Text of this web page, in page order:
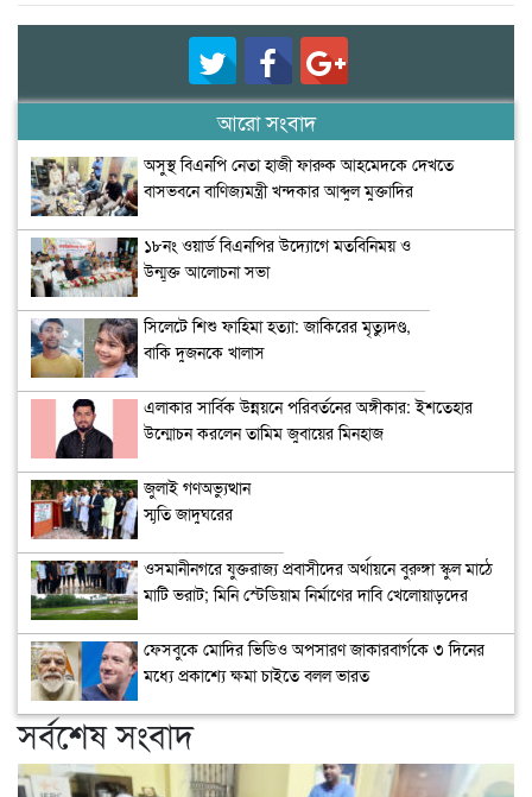
আরো সংবাদ
অসুস্থ বিএনপি নেতা হাজী ফারুক আহমেদকে দেখতে
বাসভবনে বাণিজ্যমন্ত্রী খন্দকার আব্দুল মুক্তাদির
১৮নং ওয়ার্ড বিএনপির উদ্যোগে মতবিনিময় ও
উন্মুক্ত আলোচনা সভা
সিলেটে শিশু ফাহিমা হত্যা: জাকিরের মৃত্যুদণ্ড,
বাকি দুজনকে খালাস
এলাকার সার্বিক উন্নয়নে পরিবর্তনের অঙ্গীকার: ইশতেহার
উন্মোচন করলেন তামিম জুবায়ের মিনহাজ
জুলাই গণঅভ্যুত্থান
স্মৃতি জাদুঘরের
ওসমানীনগরে যুক্তরাজ্য প্রবাসীদের অর্থায়নে বুরুঙ্গা স্কুল মাঠে
মাটি ভরাট; মিনি স্টেডিয়াম নির্মাণের দাবি খেলোয়াড়দের
ফেসবুকে মোদির ভিডিও অপসারণ জাকারবার্গকে ৩ দিনের
মধ্যে প্রকাশ্যে ক্ষমা চাইতে বলল ভারত
সর্বশেষ সংবাদ